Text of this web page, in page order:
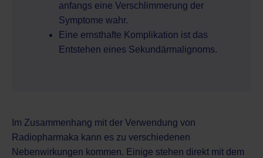
anfangs eine Verschlimmerung der
Symptome wahr.
Eine ernsthafte Komplikation ist das
Entstehen eines Sekundärmalignoms.
Im Zusammenhang mit der Verwendung von
Radiopharmaka kann es zu verschiedenen
Nebenwirkungen kommen. Einige stehen direkt mit dem